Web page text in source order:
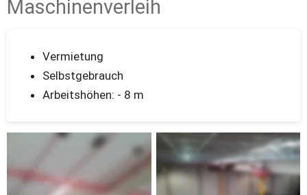
Maschinenverleih
Vermietung
Selbstgebrauch
Arbeitshöhen: - 8 m